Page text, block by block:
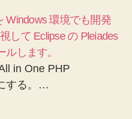
Windows 環境でも開発
して Eclipse の Pleiades
します。
in One PHP
する。…